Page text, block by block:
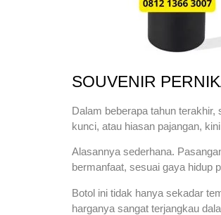
SOUVENIR
Dalam beberapa tahun
kunci, atau hiasan pajangan,
Alasannya sederhana.
bermanfaat, sesuai gaya hidup
Botol ini tidak hanya sekadar
harganya sangat terjangkau